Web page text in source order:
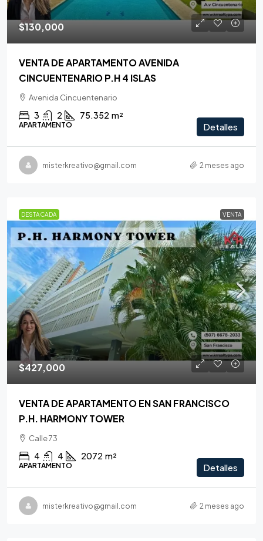
$130,000
VENTA DE APARTAMENTO AVENIDA
CINCUENTENARIO P.H 4 ISLAS
Avenida Cincuentenario
3 2 75.352 m²
APARTAMENTO Detalles
misterkreativo@gmail.com 2 meses ago
DESTACADA VENTA
$427,000
VENTA DE APARTAMENTO EN SAN FRANCISCO
P.H. HARMONY TOWER
Calle 73
4 4 2072 m²
APARTAMENTO Detalles
misterkreativo@gmail.com 2 meses ago